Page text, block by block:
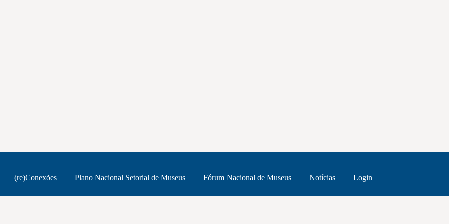
(re)Conexões Plano Nacional Setorial de Museus Fórum Nacional de Museus Notícias Login